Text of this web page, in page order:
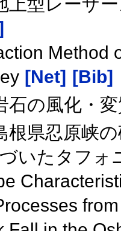
上型レーザ
Method
[Net]
[Bib]
石の風化・
根県忍原峡
いたタフォ